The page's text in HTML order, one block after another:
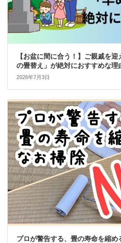
【お盆に間に合う！】ご親戚を
の畳替え」が絶対におすすめな理
2026年7月3日
プロが警告する、畳の寿命を縮め